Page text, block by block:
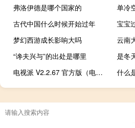
弗洛伊德是哪个国家的
单冷
古代中国什么时候开始过年
宝宝
梦幻西游成长影响大吗
“谗夫兴与”的出处是哪里
是冬
电视派 V2.2.67 官方版（电视派 V2.2.67 官方版功能简介）
什么